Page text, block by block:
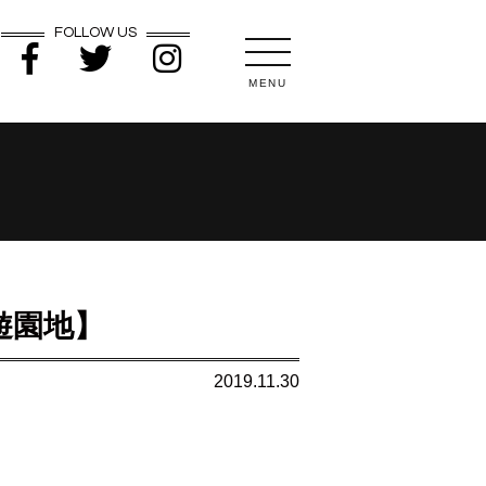
MENU
FOLLOW US
地】
2019.11.30